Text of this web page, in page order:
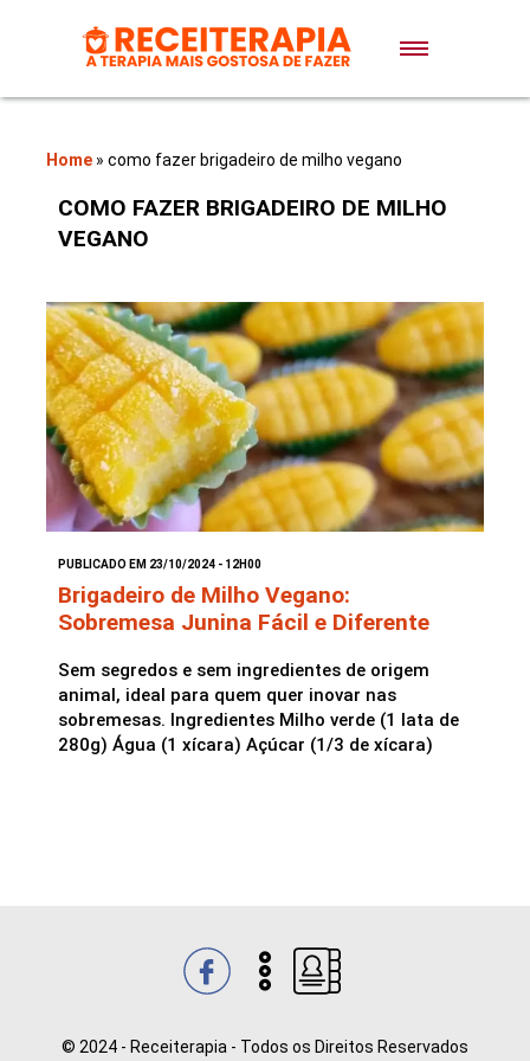
Doces e Sobremesas
Massas
Bolos
Pães
Sopas
Saladas
Home » como fazer brigadeiro de milho vegano
COMO FAZER BRIGADEIRO DE MILHO
VEGANO
PUBLICADO EM 23/10/2024 - 12H00
Brigadeiro de Milho Vegano:
Sobremesa Junina Fácil e Diferente
Sem segredos e sem ingredientes de origem
animal, ideal para quem quer inovar nas
sobremesas. Ingredientes Milho verde (1 lata de
280g) Água (1 xícara) Açúcar (1/3 de xícara)
© 2024 - Receiterapia - Todos os Direitos Reservados